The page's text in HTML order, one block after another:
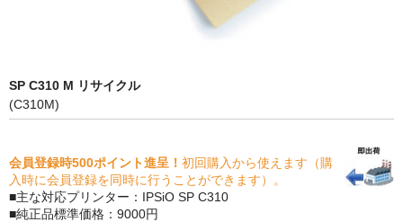
貴社都合返品
購入ガイド
トナーの種類と比較
SP C310 M リサイクル
(C310M)
会員登録時500ポイント進呈！ 初回購入から使えます（購
入時に会員登録を同時に行うことができます）。
■主な対応プリンター：IPSiO SP C310
■純正品標準価格：9000円